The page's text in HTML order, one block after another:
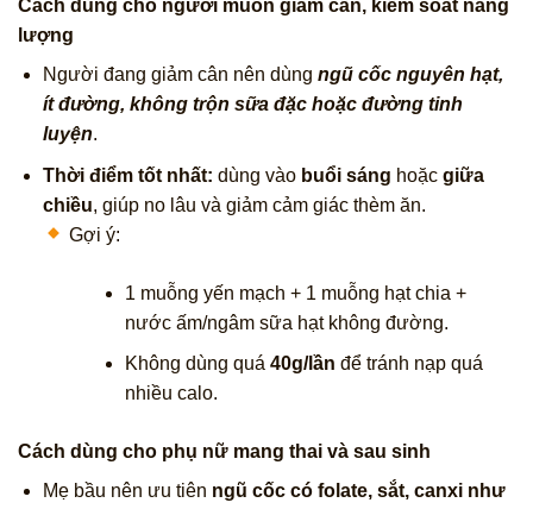
Cách dùng cho người muốn giảm cân, kiểm soát năng
lượng
Người đang giảm cân nên dùng ngũ cốc nguyên hạt,
ít đường, không trộn sữa đặc hoặc đường tinh
luyện.
Thời điểm tốt nhất: dùng vào buổi sáng hoặc giữa
chiều, giúp no lâu và giảm cảm giác thèm ăn.
Gợi ý:
1 muỗng yến mạch + 1 muỗng hạt chia +
nước ấm/ngâm sữa hạt không đường.
Không dùng quá 40g/lần để tránh nạp quá
nhiều calo.
Cách dùng cho phụ nữ mang thai và sau sinh
Mẹ bầu nên ưu tiên ngũ cốc có folate, sắt, canxi như